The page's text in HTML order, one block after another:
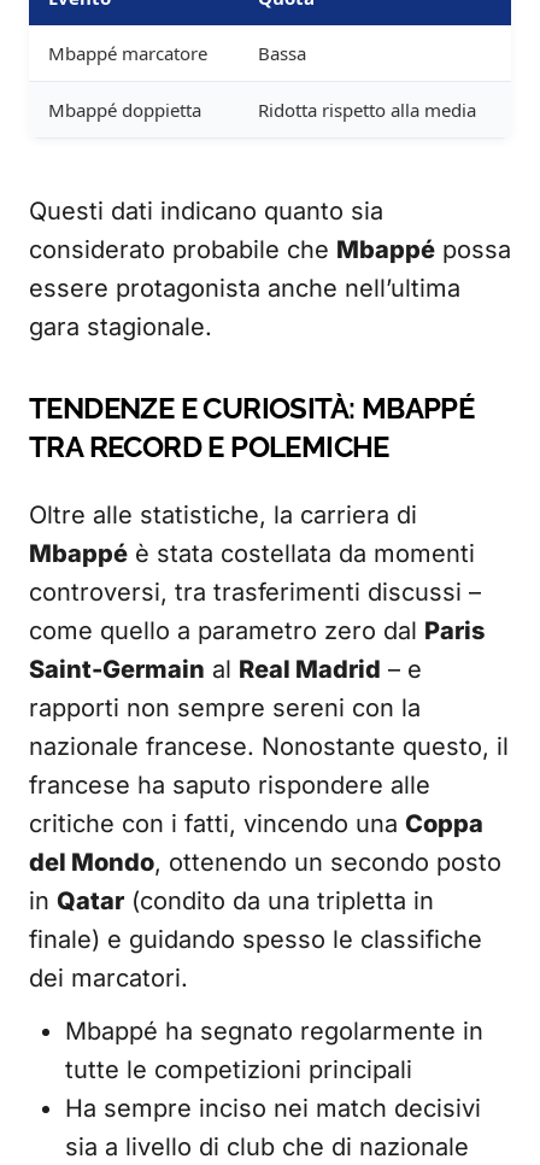
Mbappé marcatore Bassa
Mbappé doppietta Ridotta rispetto alla media
Questi dati indicano quanto sia
considerato probabile che Mbappé possa
essere protagonista anche nell’ultima
gara stagionale.
TENDENZE E CURIOSITÀ: MBAPPÉ
TRA RECORD E POLEMICHE
Oltre alle statistiche, la carriera di
Mbappé è stata costellata da momenti
controversi, tra trasferimenti discussi –
come quello a parametro zero dal Paris
Saint-Germain al Real Madrid – e
rapporti non sempre sereni con la
nazionale francese. Nonostante questo, il
francese ha saputo rispondere alle
critiche con i fatti, vincendo una Coppa
del Mondo, ottenendo un secondo posto
in Qatar (condito da una tripletta in
finale) e guidando spesso le classifiche
dei marcatori.
Mbappé ha segnato regolarmente in
tutte le competizioni principali
Ha sempre inciso nei match decisivi
sia a livello di club che di nazionale